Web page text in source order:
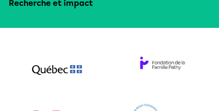
Recherche et impact